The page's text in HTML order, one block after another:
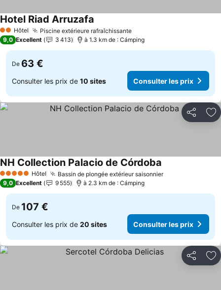
2 Étoiles
Hôtel Piscine extérieure rafraîchissante
Hotel Riad Arruzafa
9,0 Excellent 3 413 à 1.3 km de : Cámping
De 63 €
Consulter les prix de 10 sites Consulter les prix
Partager
5 Étoiles Hôtel Bassin de plongée extérieur saisonnier
NH Collection Palacio de Córdoba
9,0 Excellent 9 555 à 2.3 km de : Cámping
De 107 €
Consulter les prix de 20 sites Consulter les prix
Partager